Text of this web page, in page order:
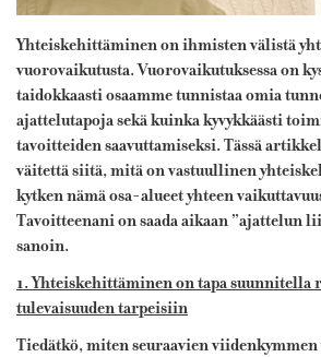
Yhteiskehittäminen on ihmisten välistä
vuorovaikutusta. Vuorovaikutuksessa on
taidokkaasti osaamme tunnistaa omia
ajattelutapoja sekä kuinka kyvykkäästi
tavoitteiden saavuttamiseksi. Tässä
väitettä siitä, mitä on vastuullinen
kytken nämä osa-alueet yhteen
Tavoitteenani on saada aikaan ”ajattelun
sanoin.
1. Yhteiskehittäminen on tapa suunnitella
tulevaisuuden tarpeisiin
Tiedätkö, miten seuraavien viidenkymmen